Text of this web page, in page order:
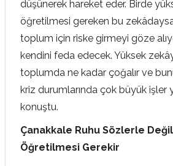
düşünerek hareket eder. Birde
öğretilmesi gereken bu zekâdaysa
toplum için riske girmeyi göze
kendini feda edecek. Yüksek
toplumda ne kadar çoğalır ve
kriz durumlarında çok büyük işler
konuştu.
Çanakkale Ruhu Sözlerle
Öğretilmesi Gerekir